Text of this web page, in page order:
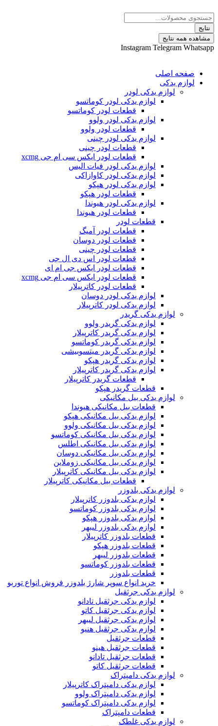
نتایج
Instagram Telegram
اصلی
یدکی
لوازم یدکی لودر
لوازم یدکی لودر کوماتسو
قطعات لودر کوماتسو
لوازم یدکی لودر ولوو
قطعات لودر ولوو
لوازم یدکی لودر چینی
قطعات لودر چینی
قطعات لودر ایکس سی ام جی xcmg
لوازم یدکی لودر فیات الیس
لوازم یدکی لودر کاوازاکی
لوازم یدکی لودر هپکو
قطعات لودر هپکو
لوازم یدکی لودر هیوندا
قطعات لودر هیوندا
قطعات لودر
قطعات لودر آمیگ
قطعات لودر دوسان
قطعات لودر چینی
قطعات لودر اس دی ال جی
قطعات لودر ایکس جی ام ای
قطعات لودر ایکس سی ام جی xcmg
قطعات لودر کاترپیلار
لوازم یدکی لودر دوسان
لوازم یدکی لودر کاترپیلار
لوازم یدکی گریدر
لوازم یدکی گریدر ولوو
لوازم یدکی گریدر کاترپیلار
لوازم یدکی گریدر کوماتسو
لوازم یدکی گریدر میتسوبیشی
لوازم یدکی گریدر هپکو
لوازم یدکی گریدر کاترپیلار
قطعات گریدر کاترپیلار
قطعات گریدر هپکو
لوازم یدکی بیل مکانیکی
قطعات بیل مکانیکی هیوندا
لوازم یدکی بیل مکانیکی هپکو
لوازم یدکی بیل مکانیکی ولوو
لوازم یدکی بیل مکانیکی کوماتسو
لوازم یدکی بیل مکانیکی اطلس
لوازم یدکی بیل مکانیکی دوسان
لوازم یدکی بیل مکانیکی زوملاین
لوازم یدکی بیل مکانیکی کاترپیلار
قطعات بیل مکانیکی کاترپیلار
لوازم یدکی بلدوزر
لوازم یدکی بلدوزر کاترپیلار
لوازم یدکی بلدوزر کوماتسو
لوازم یدکی بلدوزر هپکو
لوازم یدکی بلدوزر لیبهر
قطعات بلدوزر کاترپیلار
قطعات بلدوزر هپکو
قطعات بلدوزر لیبهر
قطعات بلدوزر کوماتسو
قطعات بلدوزر
خرید انواع سوپر شارژ بلدوزر فروش انواع توربو
لوازم یدکی جرثقیل
لوازم یدکی جرثقیل تادانو
لوازم یدکی جرثقیل کاتو
لوازم یدکی جرثقیل لیبهر
لوازم یدکی جرثقیل هنیو
قطعات جرثقیل
قطعات جرثقیل هینو
قطعات جرثقیل تادانو
قطعات جرثقیل کاتو
لوازم یدکی دامپتراک
لوازم یدکی دامپتراک کاترپیلار
لوازم یدکی دامپتراک ولوو
لوازم یدکی دامپتراک کوماتسو
قطعات دامپتراک
لوازم یدکی غلطک